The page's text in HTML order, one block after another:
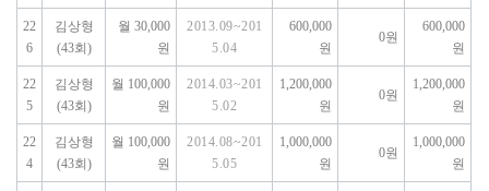
22
6
김상형
(43회)
월 30,000
원
2013.09~201
5.04
600,000
원
0원
600,000
원
22
5
김상형
(43회)
월 100,000
원
2014.03~201
5.02
1,200,000
원
0원
1,200,000
원
22
4
김상형
(43회)
월 100,000
원
2014.08~201
5.05
1,000,000
원
0원
1,000,000
원